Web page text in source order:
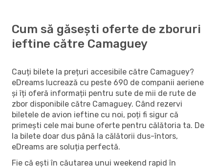
Cum să găsești oferte de zboruri
ieftine către Camaguey
Cauți bilete la prețuri accesibile către Camaguey?
eDreams lucrează cu peste 690 de companii aeriene
și îți oferă informații pentru sute de mii de rute de
zbor disponibile către Camaguey. Când rezervi
biletele de avion ieftine cu noi, poți fi sigur că
primești cele mai bune oferte pentru călătoria ta. De
la bilete doar dus până la călătorii dus-întors,
eDreams are soluția perfectă.
Fie că ești în căutarea unui weekend rapid în